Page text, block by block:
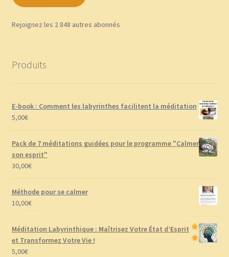
Rejoignez les 2 848 autres abonnés
Produits
E-book : Comment les labyrinthes facilitent la méditation
5,00€
Pack de 7 méditations guidées pour le programme "Calmer
son esprit"
30,00€
Méthode pour se calmer
10,00€
Méditation Labyrinthique : Maîtrisez Votre État d’Esprit
et Transformez Votre Vie !
5,00€